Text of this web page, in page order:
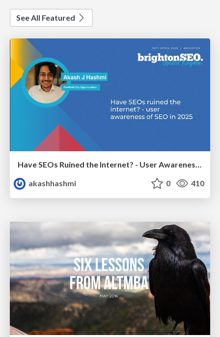
See All Featured
Have SEOs Ruined the Internet? - User Awareness of SEO in 2025
akashhashmi
0 410